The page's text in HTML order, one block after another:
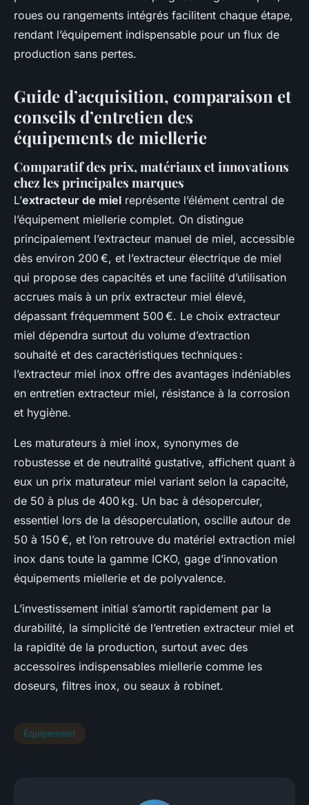
roues ou rangements intégrés facilitent chaque étape,
rendant l’équipement indispensable pour un flux de
production sans pertes.
Guide d’acquisition, comparaison et
conseils d’entretien des
équipements de miellerie
Comparatif des prix, matériaux et innovations
chez les principales marques
L’extracteur de miel représente l’élément central de
l’équipement miellerie complet. On distingue
principalement l’extracteur manuel de miel, accessible
dès environ 200 €, et l’extracteur électrique de miel
qui propose des capacités et une facilité d’utilisation
accrues mais à un prix extracteur miel élevé,
dépassant fréquemment 500 €. Le choix extracteur
miel dépendra surtout du volume d’extraction
souhaité et des caractéristiques techniques :
l’extracteur miel inox offre des avantages indéniables
en entretien extracteur miel, résistance à la corrosion
et hygiène.
Les maturateurs à miel inox, synonymes de
robustesse et de neutralité gustative, affichent quant à
eux un prix maturateur miel variant selon la capacité,
de 50 à plus de 400 kg. Un bac à désoperculer,
essentiel lors de la désoperculation, oscille autour de
50 à 150 €, et l’on retrouve du matériel extraction miel
inox dans toute la gamme ICKO, gage d’innovation
équipements miellerie et de polyvalence.
L’investissement initial s’amortit rapidement par la
durabilité, la simplicité de l’entretien extracteur miel et
la rapidité de la production, surtout avec des
accessoires indispensables miellerie comme les
doseurs, filtres inox, ou seaux à robinet.
Équipement